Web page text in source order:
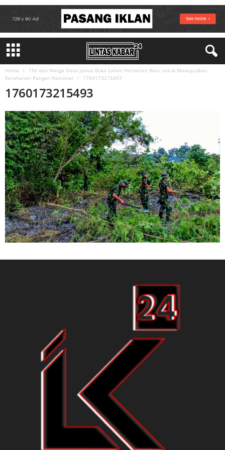
Home
TNI dan Warga Desa Jamut Buka Lahan Pertanian Baru untuk Mewujudkan
Ketahanan Pangan Nasional
1760173215493
1760173215493